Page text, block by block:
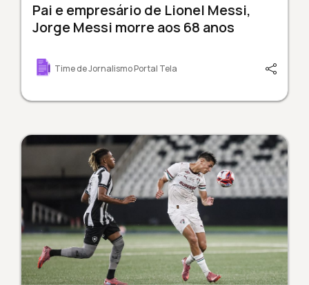
Pai e empresário de Lionel Messi,
Jorge Messi morre aos 68 anos
Time de Jornalismo Portal Tela